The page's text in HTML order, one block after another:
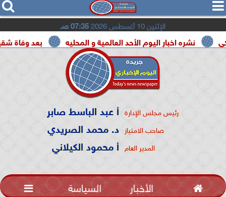
  
الإثنين 10 أغسطس 2026 07:35 صـ
بعد وفاة شقيقه اخبار اليوم الأحد العالمية و المحليه
رئيس مجلس الإدارة أ عبد الباسط صابر
صاحب الامتياز د. محمد الصريدي
المدير العام أ محمود الكيلاني
 الأخبار السياسة 